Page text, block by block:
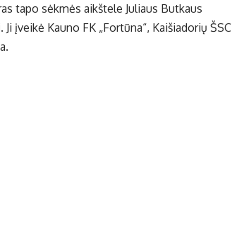
tapo sėkmės aikštele Juliaus Butkaus
įveikė Kauno FK „Fortūna“, Kaišiadorių ŠSC